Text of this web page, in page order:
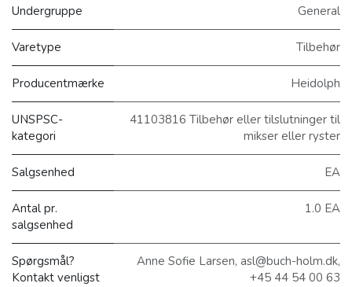
Undergruppe General
Varetype Tilbehør
Producentmærke Heidolph
UNSPSC-
kategori
41103816 Tilbehør eller tilslutninger til
mikser eller ryster
Salgsenhed EA
Antal pr.
salgsenhed
1.0 EA
Spørgsmål?
Kontakt venligst
Anne Sofie Larsen, asl@buch-holm.dk,
+45 44 54 00 63